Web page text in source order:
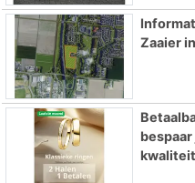
Zaaier
kwaliteit